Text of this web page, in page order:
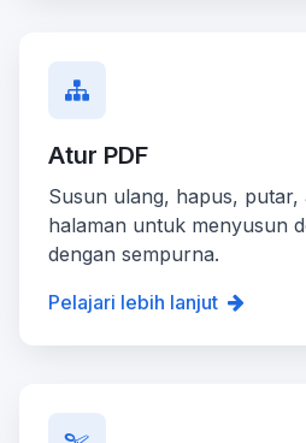
Atur PDF
Susun ulang, hapus, putar,
halaman untuk menyusun
dengan sempurna.
Pelajari lebih lanjut